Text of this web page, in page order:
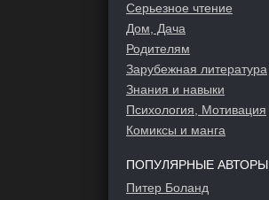
Серьезное чтение
Дом, Дача
Родителям
Зарубежная литература
Знания и навыки
Психология, Мотивация
Комиксы и манга
ПОПУЛЯРНЫЕ АВТОРЫ
Питер Боланд